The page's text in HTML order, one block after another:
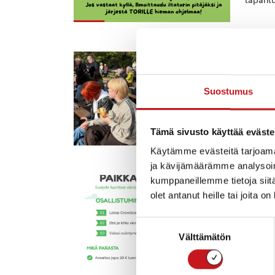
Suostumus
Tämä sivusto käyttää
Käytämme evästeitä
ja kävijämäärämme
kumppaneillemme tietoja
olet antanut heille tai joita
Suostumuksen
Välttämätön
oli